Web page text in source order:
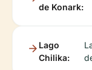
de Konark:
Lago
Chilika: